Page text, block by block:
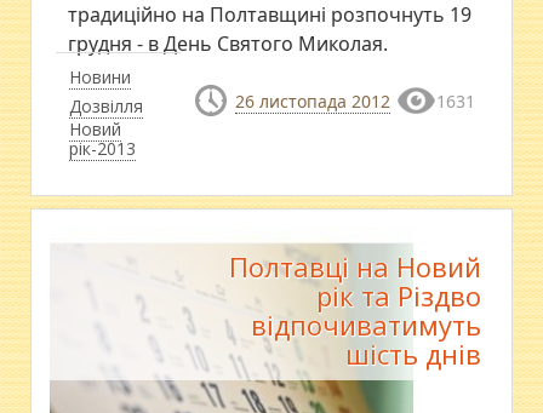
Новини
Дозвілля
Новий
рік-2013
традиційно на Полтавщині розпочнуть 19
грудня - в День Святого Миколая.
26 листопада 2012 1631
Полтавці на Новий
рік та Різдво
відпочиватимуть
шість днів